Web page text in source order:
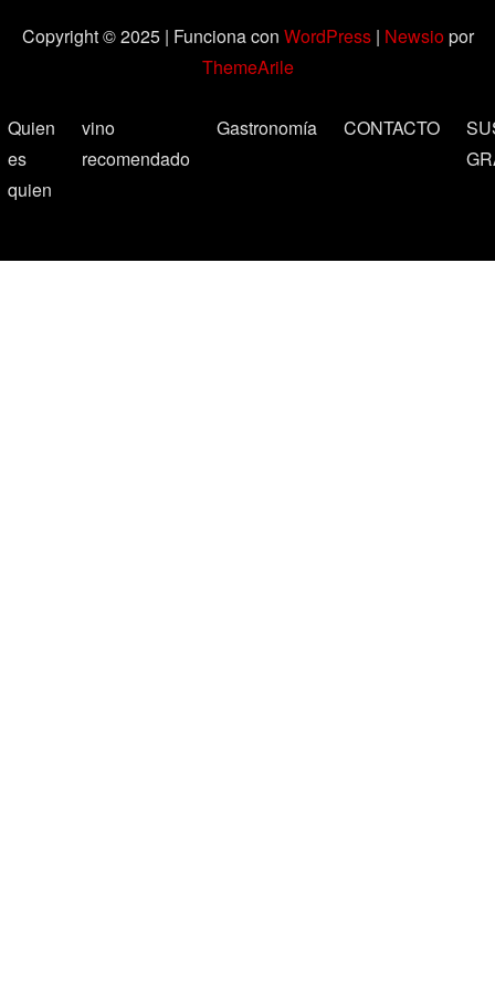
Copyright © 2025 | Funciona con WordPress | Newsiopor
ThemeArile
Quien
es
quien
vino
recomendado
Gastronomía CONTACTO